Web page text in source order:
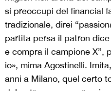
si preoccupi del financial
tradizionale, direi
partita persa il patron
e compra il campione X”,
io», mima Agostinelli.
anni a Milano, quel certo